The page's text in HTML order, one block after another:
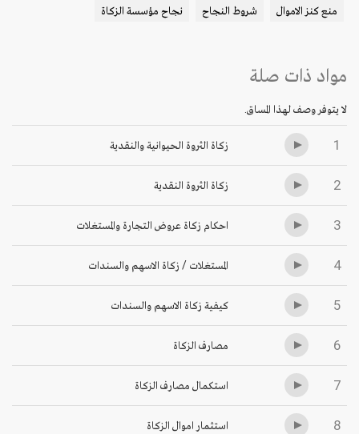
منع كنز الاموال شروط النجاح نجاح مؤسسة الزكاة
مواد ذات صلة
لا يتوفر وصف لهذا المساق.
1 زكاة الثروة الحيوانية والنقدية
2 زكاة الثروة النقدية
3 احكام زكاة عروض التجارة والمستغلات
4 المستغلات / زكاة الاسهم والسندات
5 كيفية زكاة الاسهم والسندات
6 مصارف الزكاة
7 استكمال مصارف الزكاة
8 استثمار اموال الزكاة